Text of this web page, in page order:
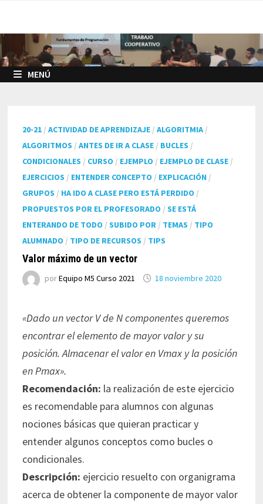
contenido
MENÚ
20-21 /ACTIVIDAD DE APRENDIZAJE /ALGORITMIA /
ALGORITMOS /ANTES DE IR A CLASE / BUCLES /
CONDICIONALES / CURSO / EJEMPLO / EJEMPLO DE CLASE /
EJERCICIOS / ENTENDER CONCEPTO / EXPLICACIÓN /
GRUPOS / HA IDO A CLASE PERO ESTÁ PERDIDO /
PROPUESTOS POR EL PROFESORADO /SE ESTÁ
ENTERANDO DE TODO /SUBIDO POR / TEMAS / TIPO
ALUMNADO / TIPO DE RECURSOS / TIPS
Valor máximo de un vector
porEquipo M5 Curso 2021 18 noviembre 2020
«Dado un vector V de N componentes queremos
encontrar el elemento de mayor valor y su
posición. Almacenar el valor en Vmax y la posición
en Pmax».
Recomendación: la realización de este ejercicio
es recomendable para alumnos con algunas
nociones básicas que quieran practicar y
entender algunos conceptos como bucles o
condicionales.
Descripción: ejercicio resuelto con organigrama
acerca de obtener la componente de mayor valor